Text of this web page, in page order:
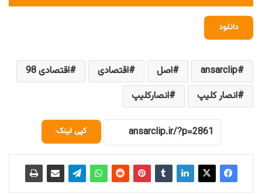
دانلود
ansarclip اصل اقتصادی
اقتصادی 98
انصار کلیپ
انصارکلیپ
کپی لینک